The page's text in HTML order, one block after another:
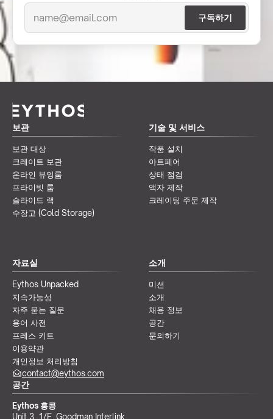
보관
보관 대상
크레이트 보관
온라인 뷰잉룸
프라이빗 룸
슬라이드 랙
수장고 (Cold Storage)
기술 및 서비스
작품 설치
아트페어
상태 점검
액자 제작
크레이팅 주문 제작
자료실
Eythos Unpacked
지속가능성
자주 묻는 질문
용어 사전
프레스 키트
이용약관
개인정보 처리방침
소개
미션
소개
채용 정보
공간
문의하기
공간
Eythos 홍콩
Unit 3, 1/F, Goodman Interlink
contact@eythos.com